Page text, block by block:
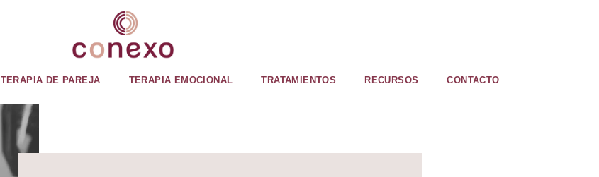
TERAPIA DE PAREJA TERAPIA EMOCIONAL TRATAMIENTOS RECURSOS CONTACTO